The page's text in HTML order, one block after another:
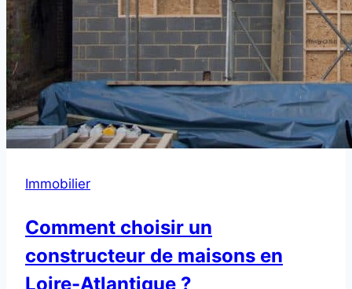
Immobilier
Comment choisir un
constructeur de maisons en
Loire-Atlantique ?